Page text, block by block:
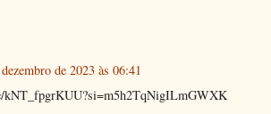
de 2023 às 06:41
kNT_fpgrKUU?si=m5h2TqNigILmGWXK